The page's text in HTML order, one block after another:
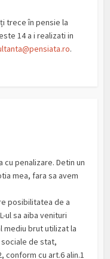
trece în pensie la
14 a i realizati in
.
penalizare. Detin un
mea, fara sa avem
posibilitatea de a
ul sa aiba venituri
mediu brut utilizat la
de stat,
conform cu art.6 alin.1